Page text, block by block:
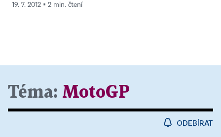
19. 7. 2012 ▪ 2 min. čtení
Téma: MotoGP
ODEBÍRAT